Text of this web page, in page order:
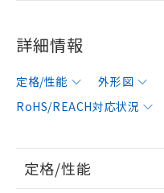
詳細情報
定格/性能 外形図
RoHS/REACH対応状況
定格/性能